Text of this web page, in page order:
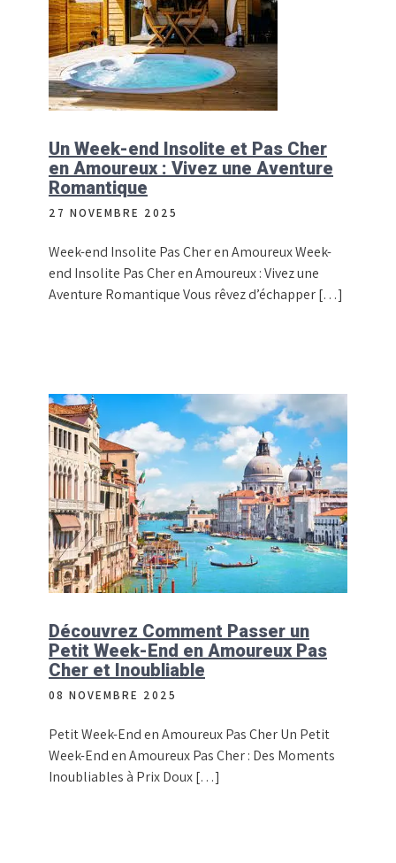
Un Week-end Insolite et Pas Cher
en Amoureux : Vivez une Aventure
Romantique
27 NOVEMBRE 2025
Week-end Insolite Pas Cher en Amoureux Week-
end Insolite Pas Cher en Amoureux : Vivez une
Aventure Romantique Vous rêvez d’échapper […]
Découvrez Comment Passer un
Petit Week-End en Amoureux Pas
Cher et Inoubliable
08 NOVEMBRE 2025
Petit Week-End en Amoureux Pas Cher Un Petit
Week-End en Amoureux Pas Cher : Des Moments
Inoubliables à Prix Doux […]